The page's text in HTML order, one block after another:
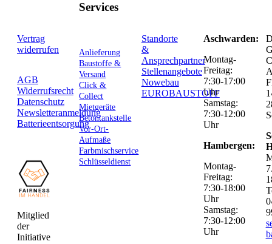
Vertrag
widerrufen
AGB
Widerrufsrecht
Datenschutz
Newsletteranmeldung
Batterieentsorgung
Mitglied
der
Initiative
Services
Anlieferung
Baustoffe &
Versand
Click &
Collect
Mietgeräte
Betontankstelle
Vor-Ort-
Aufmaße
Farbmischservice
Schlüsseldienst
Standorte
&
Ansprechpartner
Stellenangebote
Nowebau
EUROBAUSTOFF
Aschwarden:
Montag-
Freitag:
7:30-17:00
Uhr
Samstag:
7:30-12:00
Uhr
Hambergen:
Montag-
Freitag:
7:30-18:00
Uhr
Samstag:
7:30-12:00
Uhr